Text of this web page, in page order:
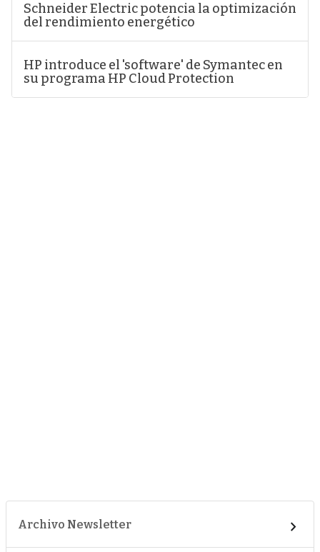
Schneider Electric potencia la optimización
del rendimiento energético
HP introduce el 'software' de Symantec en
su programa HP Cloud Protection
Archivo Newsletter